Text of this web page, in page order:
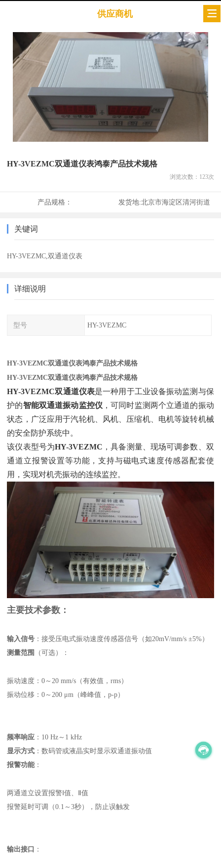
供应商机
HY-3VEZMC双通道仪表鸿泰产品技术规格
浏览次数： 123次
产品规格： 发货地:北京市海淀区清河街道
关键词
HY-3VEZMC,双通道仪表
详细说明
型号 HY-3VEZMC
HY-3VEZMC双通道仪表鸿泰产品技术规格
HY-3VEZMC双通道仪表鸿泰产品技术规格
HY-3VEZMC双通道仪表‌是一种用于工业设备振动监测与保
护的‌智能双通道振动监控仪 ‌，可同时监测两个立通道的振动
状态，广泛应用于汽轮机、风机、压缩机、电机等旋转机械
的安全防护系统中。
该仪表型号为‌HY-3VEZMC ‌，具备测量、现场可调参数、双
通道立报警设置等功能，支持与磁电式速度传感器配套使
用，实现对机壳振动的连续监控。
主要技术参数：
输入信号 ‌：接受压电式振动速度传感器信号（如20mV/mm/s ±5%）
测量范围
‌（可选）：
振动速度：0～20 mm/s（有效值，rms）
振动位移：0～200 μm（峰峰值，p-p）
频率响应 ‌：10 Hz～1 kHz
显示方式 ‌：数码管或液晶实时显示双通道振动值
报警功能‌：
两通道立设置报警Ⅰ值、Ⅱ值
报警延时可调（0.1～3秒），防止误触发
输出接口 ‌：